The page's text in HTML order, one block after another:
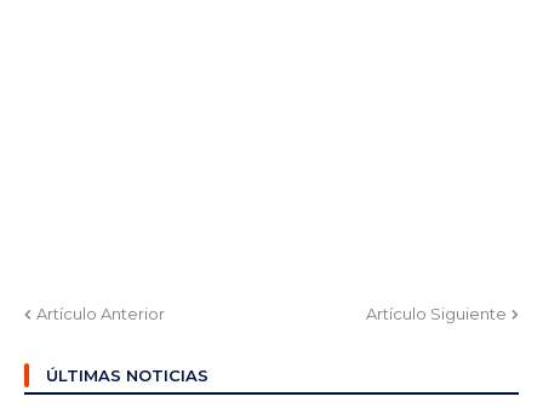
Artículo Anterior Artículo Siguiente
ÚLTIMAS NOTICIAS